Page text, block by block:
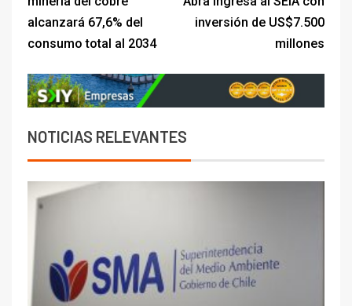
alcanzará 67,6% del
consumo total al 2034
inversión de US$7.500
millones
NOTICIAS RELEVANTES